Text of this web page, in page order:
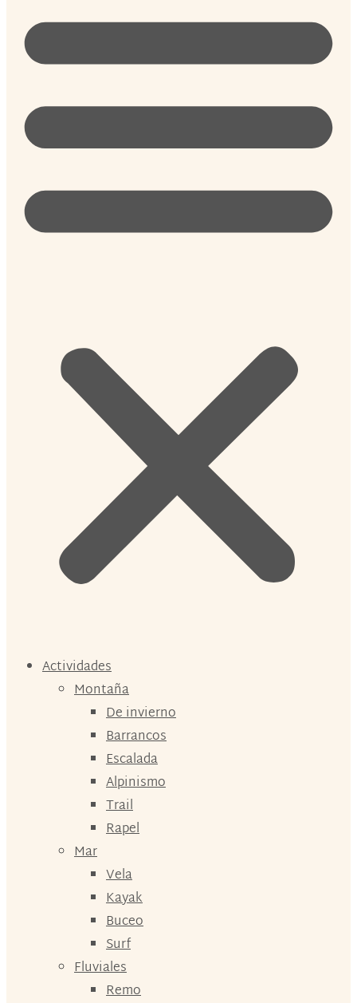
Actividades
Montaña
De invierno
Barrancos
Escalada
Alpinismo
Trail
Rapel
Mar
Vela
Kayak
Buceo
Surf
Fluviales
Remo